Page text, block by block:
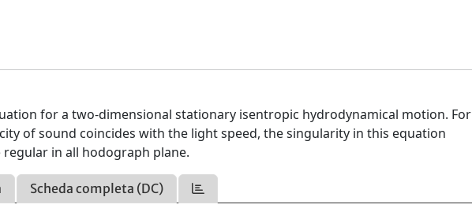
for a two-dimensional stationary isentropic hydrodynamical motion. For
of sound coincides with the light speed, the singularity in this equation
in all hodograph plane.
Scheda completa (DC)